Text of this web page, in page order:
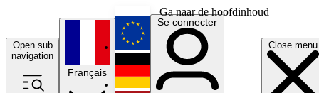
Ga naar de hoofdinhoud
Open sub
navigation
Close menu
Français
English
Deutsch
Se connecter